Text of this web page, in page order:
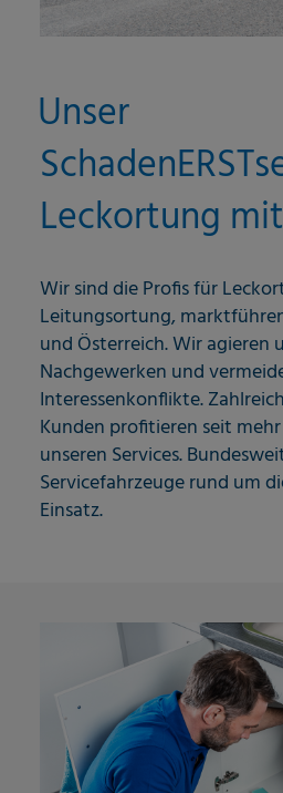
Unser
Leckortung
Wir sind die Profis für
Leitungsortung,
und Österreich. Wir agieren
Nachgewerken und
Interessenkonflikte.
Kunden profitieren seit
unseren Services.
Servicefahrzeuge rund um
Einsatz.